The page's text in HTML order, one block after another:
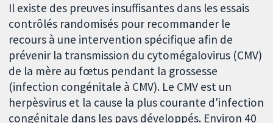
Il existe des preuves insuffisantes dans les essais
contrôlés randomisés pour recommander le
recours à une intervention spécifique afin de
prévenir la transmission du cytomégalovirus (CMV)
de la mère au fœtus pendant la grossesse
(infection congénitale à CMV). Le CMV est un
herpèsvirus et la cause la plus courante d'infection
congénitale dans les pays développés. Environ 40